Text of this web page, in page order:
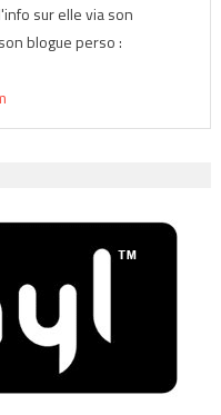
sur elle via son
blogue perso :